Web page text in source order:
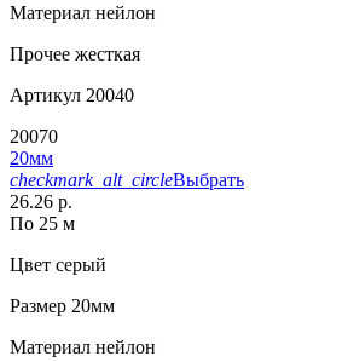
Материал нейлон
Прочее жесткая
Артикул 20040
20070
20мм
checkmark_alt_circleВыбрать
26.26 р.
По 25 м
Цвет серый
Размер 20мм
Материал нейлон